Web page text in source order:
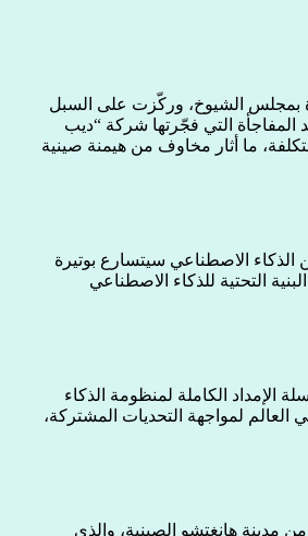
بمجلس الشيوخ، وركّزت على السبل
المفاجأة التي فجّرتها شركة “ديب
ما أثار مخاوف من هيمنة صينية
الذكاء الاصطناعي سيتسارع بوتيرة
التحتية للذكاء الاصطناعي
الكاملة لمنظومة الذكاء
لمواجهة التحديات المشتركة،
مدينة هانغتشو الصينية، والذي